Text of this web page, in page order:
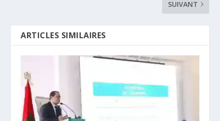
SUIVANT
ARTICLES SIMILAIRES